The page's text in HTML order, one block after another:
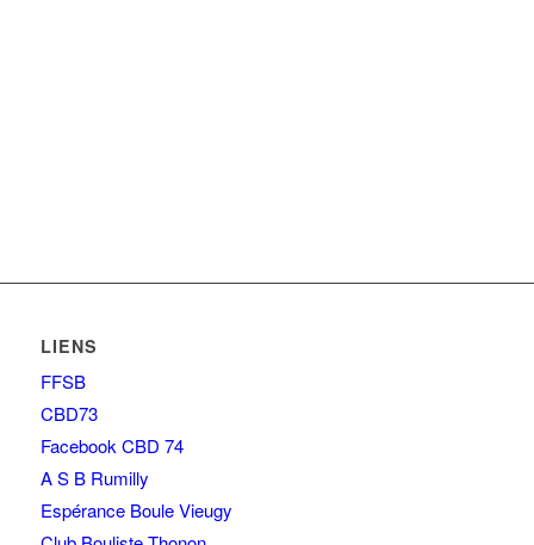
LIENS
FFSB
CBD73
Facebook CBD 74
A S B Rumilly
Espérance Boule Vieugy